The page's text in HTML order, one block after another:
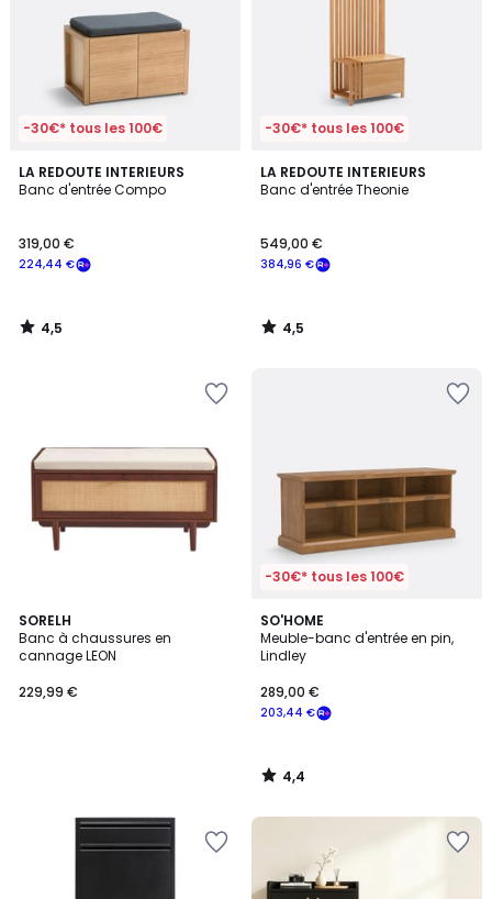
-30€* tous les 100€
LA REDOUTE INTERIEURS
Banc d'entrée Compo
224,44 €
319,00 €
4,5
/ 5
4,5
/
-30€* tous les 100€
LA REDOUTE INTERIEURS
Banc d'entrée Theonie
384,96 €
549,00 €
4,5
/ 5
4,5
/
SORELH
Banc à chaussures en
cannage LEON
229,99 €
-30€* tous les 100€
SO'HOME
Meuble-banc d'entrée en pin,
Lindley
203,44 €
289,00 €
4,4
/ 5
4,4
/